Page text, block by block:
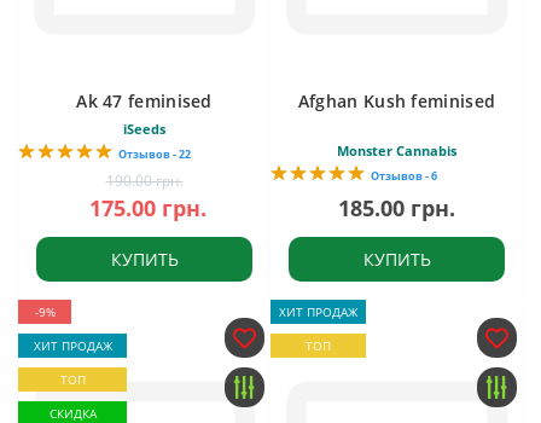
Ak 47 feminised
iSeeds
Отзывов - 22
190.00 грн.
175.00 грн.
КУПИТЬ
Afghan Kush feminised
Monster Cannabis
Отзывов - 6
185.00 грн.
КУПИТЬ
-9%
ХИТ ПРОДАЖ
ТОП
СКИДКА
ХИТ ПРОДАЖ
ТОП